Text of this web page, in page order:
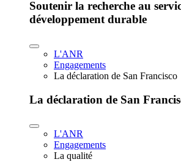
Soutenir la recherche au
développement durable
L'ANR
Engagements
La déclaration de San Francisco
La déclaration de San
L'ANR
Engagements
La qualité